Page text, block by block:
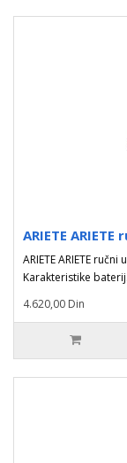
ARIETE
ARIETE ARIETE
Karakteristike
4.620,00 Din